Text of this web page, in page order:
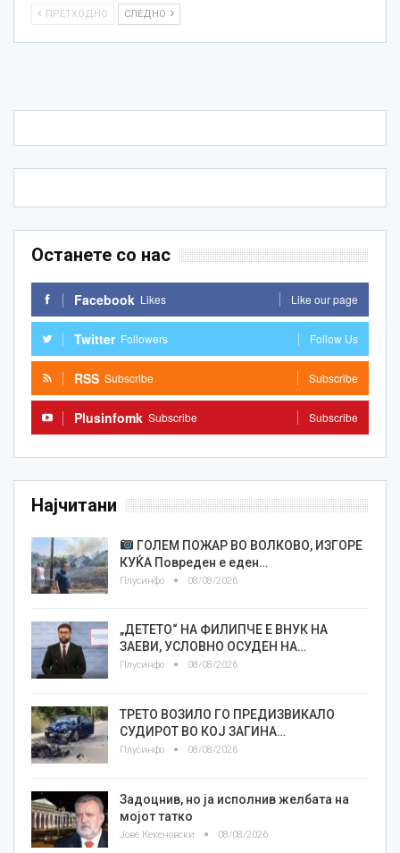
ПРЕТХОДНО СЛЕДНО
Останете со нас
Facebook Likes Like our page
Twitter Followers Follow Us
RSS Subscribe Subscribe
Plusinfomk Subscribe Subscribe
Најчитани
ГОЛЕМ ПОЖАР ВО ВОЛКОВО, ИЗГОРЕ
КУЌА Повреден е еден…
Плусинфо 08/08/2026
„ДЕТЕТО“ НА ФИЛИПЧЕ Е ВНУК НА
ЗАЕВИ, УСЛОВНО ОСУДЕН НА…
Плусинфо 08/08/2026
ТРЕТО ВОЗИЛО ГО ПРЕДИЗВИКАЛО
СУДИРОТ ВО КОЈ ЗАГИНА…
Плусинфо 08/08/2026
Задоцнив, но ја исполнив желбата на
мојот татко
Јове Кекеновски 08/08/2026